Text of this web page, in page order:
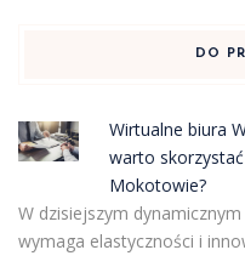
DO
Wirtualne biura
warto
Mokotowie?
W dzisiejszym
wymaga elastyczności i